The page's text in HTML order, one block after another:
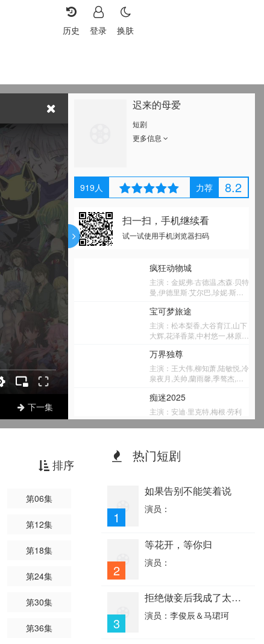
换肤
登录
历史
下一集
迟来的母爱
短剧
更多信息
919人 力荐 8.2
扫一扫，手机继续看
试一试使用手机浏览器扫码
疯狂动物城
主演：金妮弗·古德温,杰森·贝特
曼,伊德里斯·艾尔巴,珍妮·斯蕾
克,汤米·钟,J·K·西蒙斯,奥克塔维
亚·斯宾瑟,艾伦·图代克,夏奇拉,
雷蒙德·S·佩尔西,德拉·萨巴,莫
里斯·拉马奇,菲尔·约翰斯顿,约
翰·迪·马吉欧,凯蒂·洛斯,吉塔·雷
迪,杰西·科尔蒂,汤米·利斯特,乔
希·达拉斯,瑞奇·摩尔,凯斯·索西,
彼得·曼斯布里奇,拜伦·霍华德,
杰拉德·布什,马克·史密斯,乔西·
特立尼达,约翰·拉维尔,克里斯汀
·贝尔,吉尔·科德斯,梅利莎·古德
宝可梦旅途
主演：松本梨香,大谷育江,山下
大辉,花泽香菜,中村悠一,林原惠
辅,堀内贤雄,饭冢雅弓,上田祐
司,丰口惠美,小樱悦子,牧口真
幸,寺崎裕香,梶裕贵,伊濑茉莉
石川界人,菊池瞳,武隈史子,小林
优子,丰岛雅美,津村真琴,高阶俊
嗣,古岛清孝,森川智之,中川庆
一,国立幸,木下纱华,齐藤次郎,
唯,井上麻里奈,铃木达央,松冈祯
万界独尊
主演：王大伟,柳知萧,陆敏悦,冷
泉夜月,关帅,蘭雨馨,季骜杰,默
钟巍,Akira明,安志,kinsen,芥末
痴迷2025
主演：安迪·里克特,梅根·劳利
斯,迈克尔·约翰斯
顿,Matthew·Jackson,印达·纳瓦
特
主演：成贤娥 赵东赫 金艺玲
主演：岳丽娜,于毅,张少华,史
可,刘智扬,肖茵,倪虹洁,杨昆,王
主演：斯特林·K·布朗,曼迪·摩
尔,克丽丝·梅斯,贾斯汀·哈特雷,
苏珊·卡莉奇·沃森,米洛·文堤米
尔维斯特·史泰龙,奈尔斯·菲奇,
罗恩·彼得·琼斯,洛根·施罗耶,汉
娜·蔡勒,麦肯齐·汉奇恰克,帕克·
贝茨,厄里斯·贝克,朗尼·查维斯,
黑暗荣耀第二季
成日,廉惠兰,朴成焄,金赫拉,车
珠英,郑知晓,辛睿恩
大地恩情之家在珠江粤语
排序
第06集
第12集
第18集
第24集
第30集
第36集
热门短剧
1
如果告别不能笑着说
演员：
2
等花开，等你归
演员：
3
拒绝做妾后我成了太子
演员：李俊辰＆马珺珂